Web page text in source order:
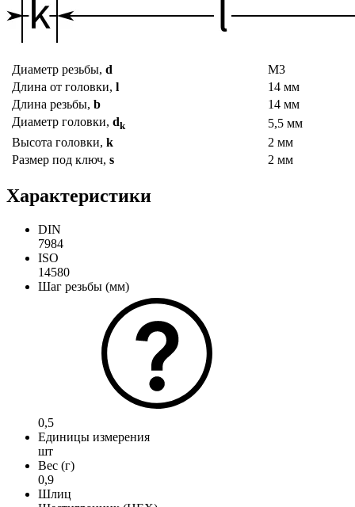
Диаметр резьбы, d
М3
Длина от головки, l
14 мм
Длина резьбы, b
14 мм
Диаметр головки, dk
5,5 мм
Высота головки, k
2 мм
Размер под ключ, s 2 мм
Характеристики
DIN
7984
ISO
14580
Шаг резьбы (мм)
0,5
Единицы измерения
шт
Вес (г)
0,9
Шлиц